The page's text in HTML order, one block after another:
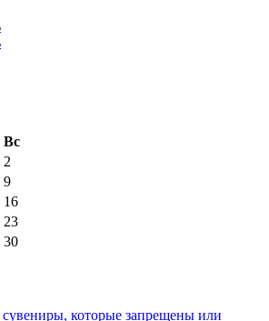
Вс
2
9
16
23
30
сувениры, которые запрещены или